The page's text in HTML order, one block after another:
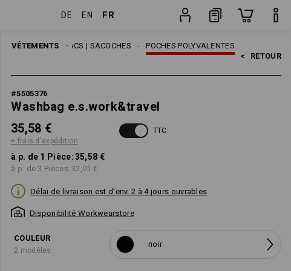
DE EN FR
VÊTEMENTS POCHES POLYVALENTES
SACS | SACOCHES
ACCESSOIRES
< RETOUR
#5505376
Washbag e.s.work&travel
35,58 €
+ frais d'expédition
TTC
à p. de 1 Pièce:35,58 €
à p. de 3 Pièces: 32,01 €
Délai de livraison est d'env. 2 à 4 jours ouvrables
Disponibilité Workwearstore
COULEUR
2 modèles
noir